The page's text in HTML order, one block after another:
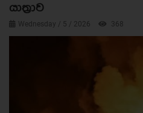
යාත්‍රාව
Wednesday / 5 / 2026 368